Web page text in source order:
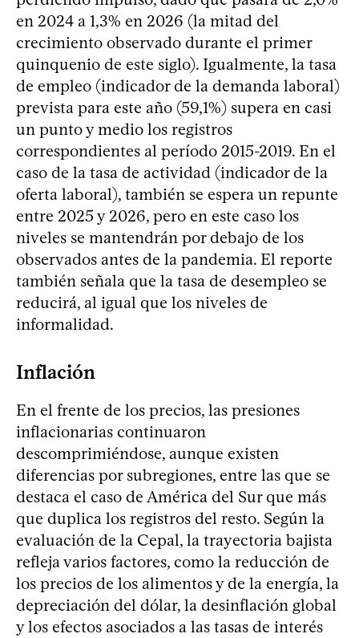
en 2024 a 1,3% en 2026 (la mitad del
crecimiento observado durante el primer
quinquenio de este siglo). Igualmente, la tasa
de empleo (indicador de la demanda laboral)
prevista para este año (59,1%) supera en casi
un punto y medio los registros
correspondientes al período 2015-2019. En el
caso de la tasa de actividad (indicador de la
oferta laboral), también se espera un repunte
entre 2025 y 2026, pero en este caso los
niveles se mantendrán por debajo de los
observados antes de la pandemia. El reporte
también señala que la tasa de desempleo se
reducirá, al igual que los niveles de
informalidad.
Inflación
En el frente de los precios, las presiones
inflacionarias continuaron
descomprimiéndose, aunque existen
diferencias por subregiones, entre las que se
destaca el caso de América del Sur que más
que duplica los registros del resto. Según la
evaluación de la Cepal, la trayectoria bajista
refleja varios factores, como la reducción de
los precios de los alimentos y de la energía, la
depreciación del dólar, la desinflación global
y los efectos asociados a las tasas de interés